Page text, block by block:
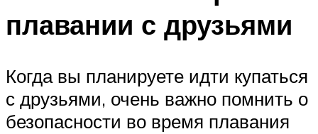
плавании с друзьями
Когда вы планируете идти купаться
с друзьями, очень важно помнить о
безопасности во время плавания